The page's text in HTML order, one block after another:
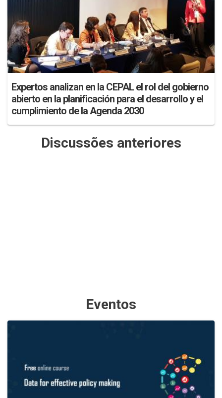
Expertos analizan en la CEPAL el rol del gobierno
abierto en la planificación para el desarrollo y el
cumplimiento de la Agenda 2030
Discussões anteriores
Eventos